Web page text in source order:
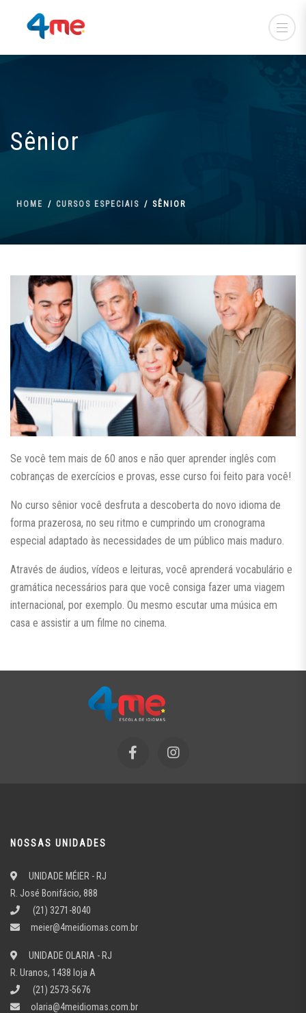
Sênior
HOME CURSOS ESPECIAIS SÊNIOR
Se você tem mais de 60 anos e não quer aprender inglês com
cobranças de exercícios e provas, esse curso foi feito para você!
No curso sênior você desfruta a descoberta do novo idioma de
forma prazerosa, no seu ritmo e cumprindo um cronograma
especial adaptado às necessidades de um público mais maduro.
Através de áudios, vídeos e leituras, você aprenderá vocabulário e
gramática necessários para que você consiga fazer uma viagem
internacional, por exemplo. Ou mesmo escutar uma música em
casa e assistir a um filme no cinema.
NOSSAS UNIDADES
UNIDADE MÉIER - RJ
R. José Bonifácio, 888
(21) 3271-8040
meier@4meidiomas.com.br
UNIDADE OLARIA - RJ
R. Uranos, 1438 loja A
(21) 2573-5676
olaria@4meidiomas.com.br